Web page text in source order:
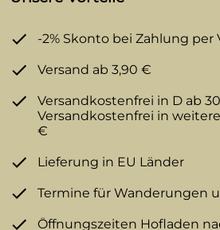
-2% Skonto bei Zahlung per
Versand ab 3,90 €
Versandkostenfrei in D ab
Versandkostenfrei in
€
Lieferung in EU Länder
Termine für Wanderungen
Öffnungszeiten Hofladen